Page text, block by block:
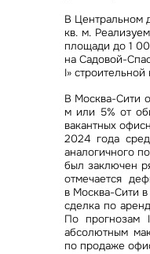
В Центральном
кв. м.
площади до 1
на Садовой-
I»
В Москва-Сити
м или 5% от
вакантных
2024 года
аналогичного
был заключен
отмечается
в Москва-Сити
сделка по
По прогнозам
абсолютным
по продаже